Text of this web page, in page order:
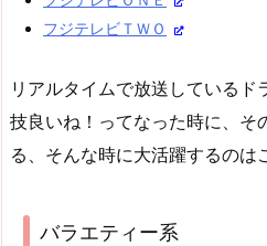
フジテレビＴＷＯ
リアルタイムで放送している
技良いね！ってなった時に、そ
る、そんな時に大活躍するのは
バラエティー系